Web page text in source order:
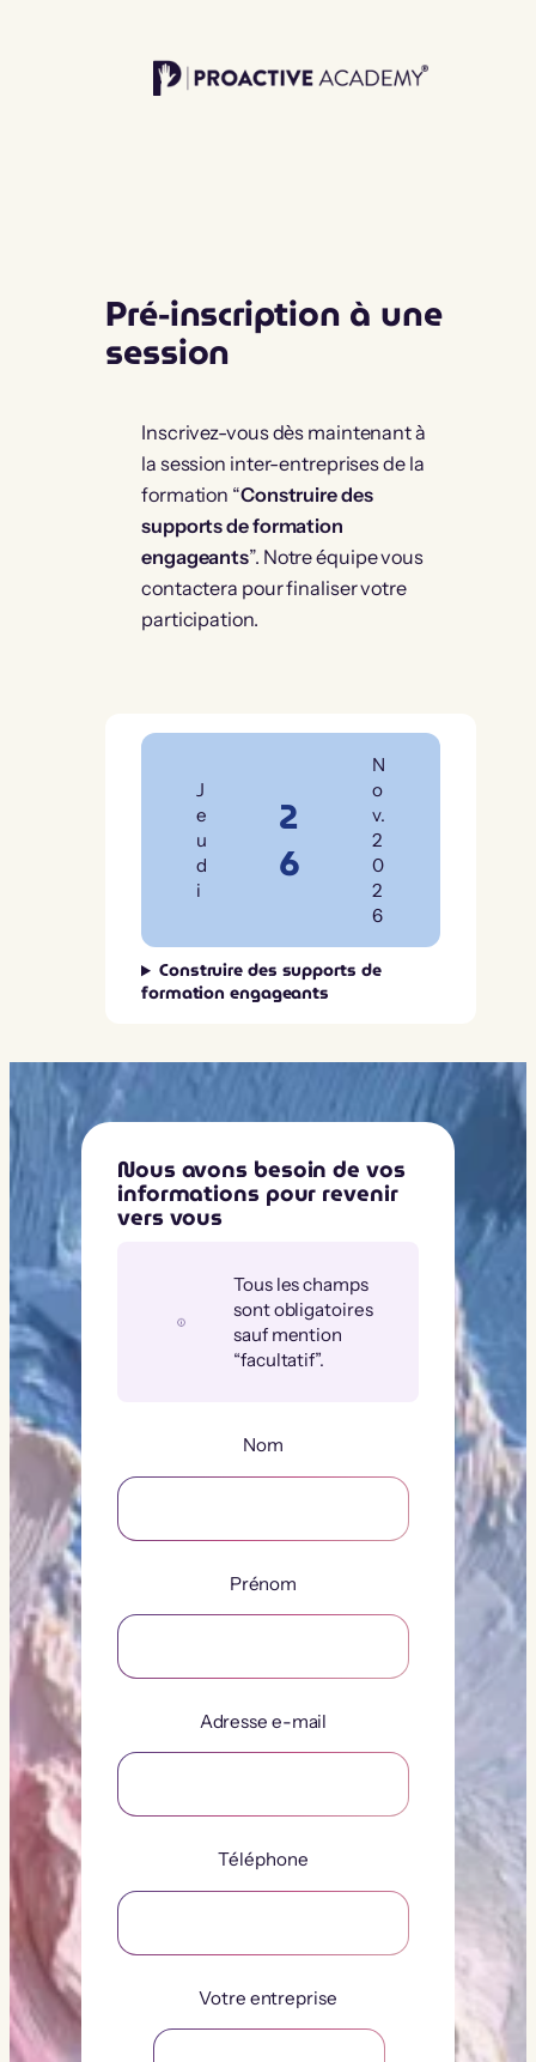
Pré-inscription à une
session
Inscrivez-vous dès maintenant à
la session inter-entreprises de la
formation “Construire des
supports de formation
engageants”. Notre équipe vous
contactera pour finaliser votre
participation.
J
e
u
d
i
2
6
N
o
v.
2
0
2
6
Construire des supports de
formation engageants
Nous avons besoin de vos
informations pour revenir
vers vous
Tous les champs
sont obligatoires
sauf mention
“facultatif”.
Nom
Prénom
Adresse e-mail
Téléphone
Votre entreprise